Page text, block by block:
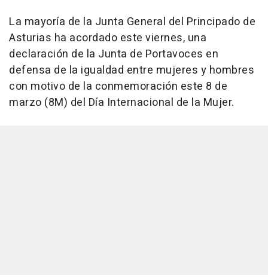
La mayoría de la Junta General del Principado de
Asturias ha acordado este viernes, una
declaración de la Junta de Portavoces en
defensa de la igualdad entre mujeres y hombres
con motivo de la conmemoración este 8 de
marzo (8M) del Día Internacional de la Mujer.